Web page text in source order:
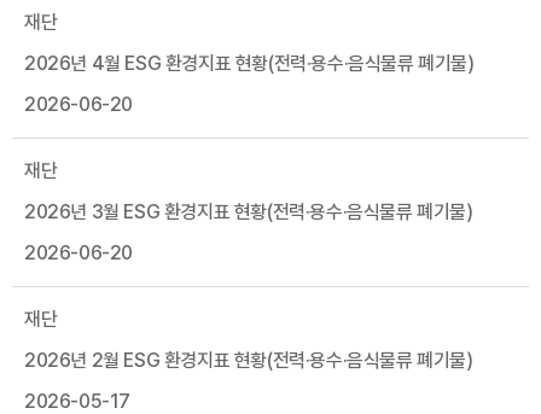
재단
2026년 4월 ESG 환경지표 현황(전력·용수·음식물류 폐기물)
2026-06-20
재단
2026년 3월 ESG 환경지표 현황(전력·용수·음식물류 폐기물)
2026-06-20
재단
2026년 2월 ESG 환경지표 현황(전력·용수·음식물류 폐기물)
2026-05-17